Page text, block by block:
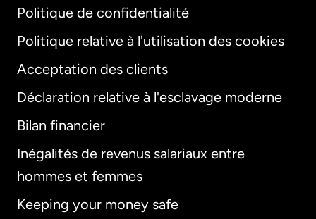
Politique de confidentialité
Politique relative à l'utilisation des cookies
Acceptation des clients
Déclaration relative à l'esclavage moderne
Bilan financier
Inégalités de revenus salariaux entre
hommes et femmes
Keeping your money safe
International
Allemagne